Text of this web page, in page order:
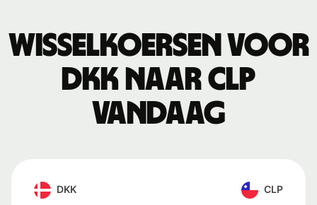
Wisselkoersen voor
DKK naar CLP
vandaag
DKK CLP